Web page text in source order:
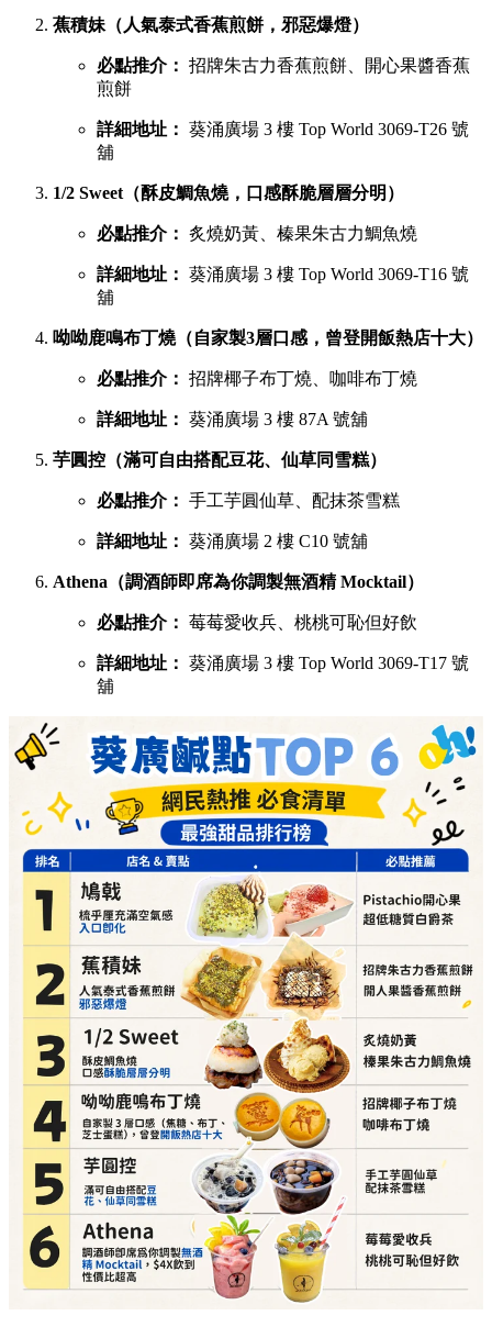
蕉積妹（人氣泰式香蕉煎餅，邪惡爆燈）
必點推介： 招牌朱古力香蕉煎餅、開心果醬香蕉
煎餅
詳細地址： 葵涌廣場 3 樓 Top World 3069-T26 號
舖
1/2 Sweet（酥皮鯛魚燒，口感酥脆層層分明）
必點推介： 炙燒奶黃、榛果朱古力鯛魚燒
詳細地址： 葵涌廣場 3 樓 Top World 3069-T16 號
舖
呦呦鹿鳴布丁燒（自家製3層口感，曾登開飯熱店十大）
必點推介： 招牌椰子布丁燒、咖啡布丁燒
詳細地址： 葵涌廣場 3 樓 87A 號舖
芋圓控（滿可自由搭配豆花、仙草同雪糕）
必點推介： 手工芋圓仙草、配抹茶雪糕
詳細地址： 葵涌廣場 2 樓 C10 號舖
Athena（調酒師即席為你調製無酒精 Mocktail）
必點推介： 莓莓愛收兵、桃桃可恥但好飲
詳細地址： 葵涌廣場 3 樓 Top World 3069-T17 號
舖